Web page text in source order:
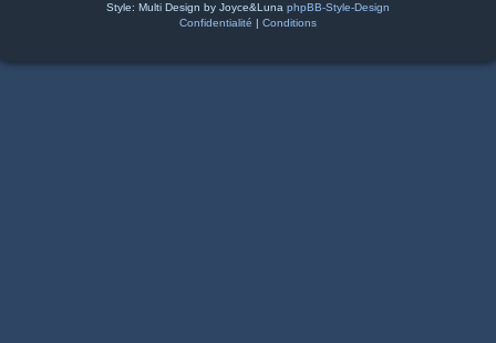
Style: Multi Design by Joyce&Luna phpBB-Style-Design
Confidentialité | Conditions